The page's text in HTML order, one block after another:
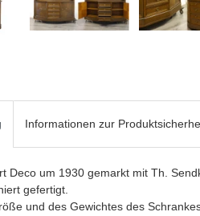
Informationen zur
Deco um 1930 gemarkt mit Th.
gefertigt.
und des Gewichtes des